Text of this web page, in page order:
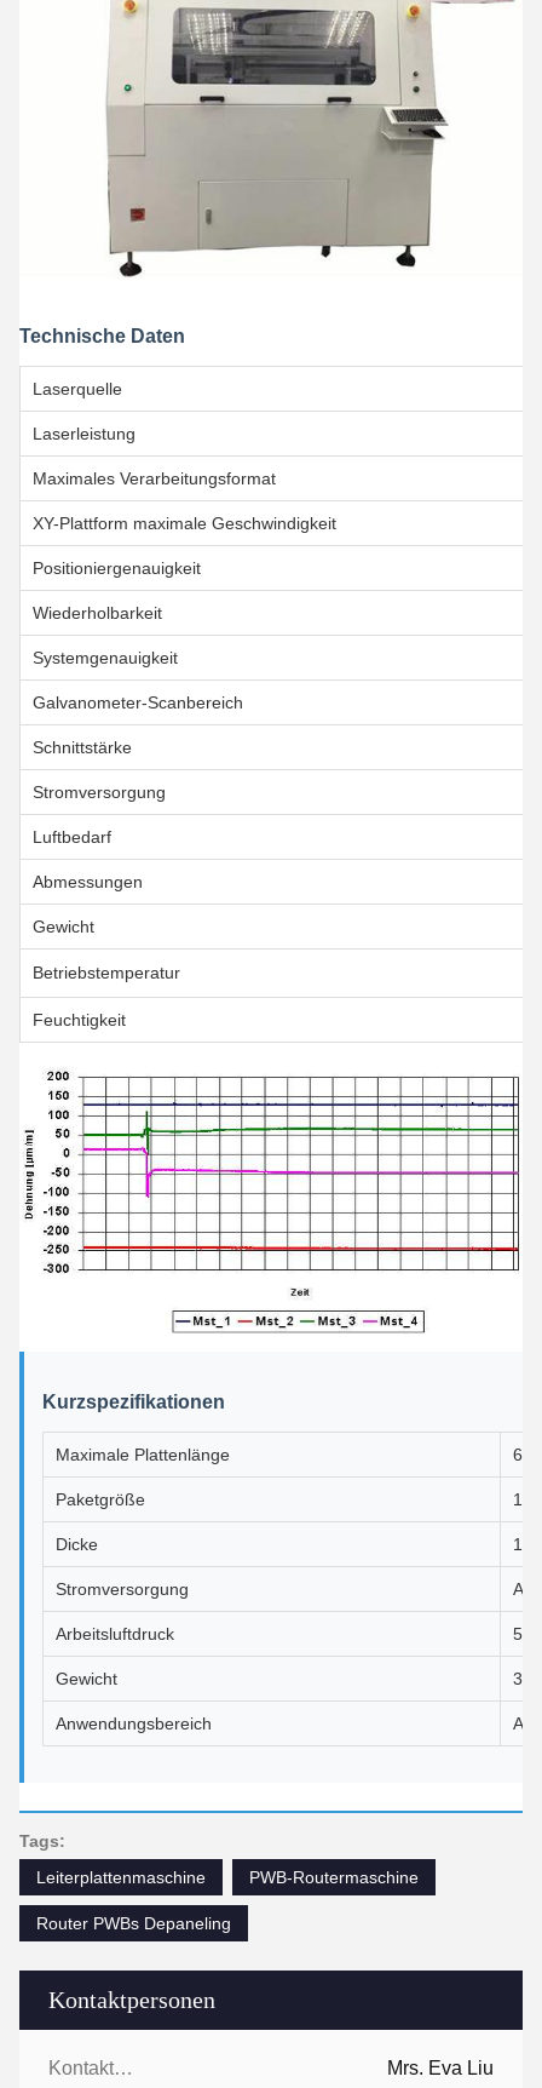
Kontaktpersonen
Kontaktpersonen: Mrs. Eva Liu
Technische Daten
Laserquelle
Laserleistung
Maximales Verarbeitungsformat
XY-Plattform maximale Geschwindigkeit
Positioniergenauigkeit
Wiederholbarkeit
Systemgenauigkeit
Galvanometer-Scanbereich
Schnittstärke
Stromversorgung
Luftbedarf
Abmessungen
Gewicht
Betriebstemperatur
Feuchtigkeit
Kurzspezifikationen
Maximale Plattenlänge
Paketgröße
Dicke 1
Stromversorgung
Arbeitsluftdruck
Gewicht
Anwendungsbereich
Tags:
Leiterplattenmaschine
PWB-Routermaschine
Router PWBs Depaneling